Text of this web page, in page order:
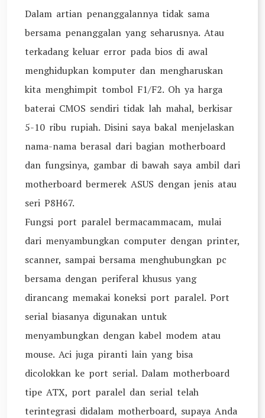
Dalam artian penanggalannya tidak sama
bersama penanggalan yang seharusnya. Atau
terkadang keluar error pada bios di awal
menghidupkan komputer dan mengharuskan
kita menghimpit tombol F1/F2. Oh ya harga
baterai CMOS sendiri tidak lah mahal, berkisar
5-10 ribu rupiah. Disini saya bakal menjelaskan
nama-nama berasal dari bagian motherboard
dan fungsinya, gambar di bawah saya ambil dari
motherboard bermerek ASUS dengan jenis atau
seri P8H67.
Fungsi port paralel bermacammacam, mulai
dari menyambungkan computer dengan printer,
scanner, sampai bersama menghubungkan pc
bersama dengan periferal khusus yang
dirancang memakai koneksi port paralel. Port
serial biasanya digunakan untuk
menyambungkan dengan kabel modem atau
mouse. Aci juga piranti lain yang bisa
dicolokkan ke port serial. Dalam motherboard
tipe ATX, port paralel dan serial telah
terintegrasi didalam motherboard, supaya Anda